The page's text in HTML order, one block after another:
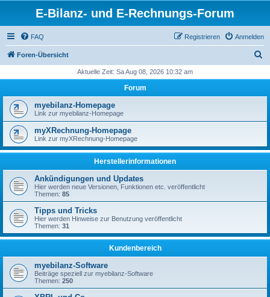
E-Bilanz- und E-Rechnungs-Forum
FAQ Anmelden
Registrieren
Foren-Übersicht
h
Aktuelle Zeit: Sa Aug 08, 2026 10:32 am
Forum
myebilanz-Homepage
Link zur myebilanz-Homepage
myXRechnung-Homepage
Link zur myXRechnung-Homepage
Herstellerinformationen
Ankündigungen und Updates
Hier werden neue Versionen, Funktionen etc. veröffentlicht
Themen: 85
Tipps und Tricks
Hier werden Hinweise zur Benutzung veröffentlicht
Themen: 31
Kundenbereich
myebilanz-Software
Beiträge speziell zur myebilanz-Software
Themen: 250